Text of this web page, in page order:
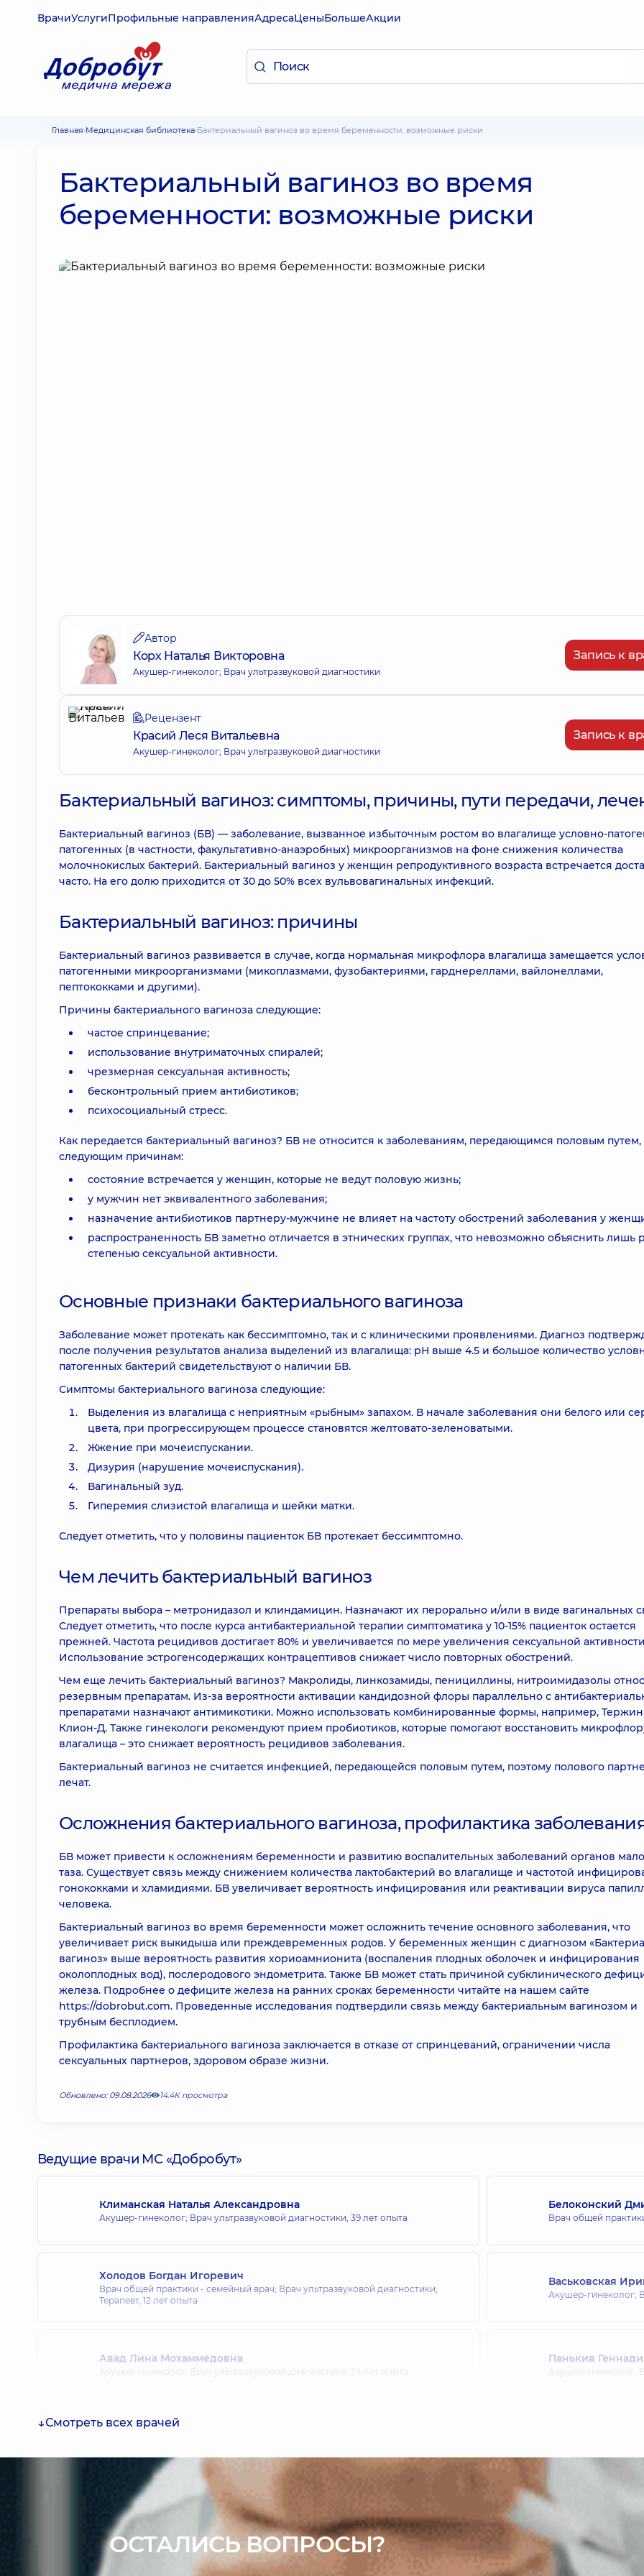
ВрачиУслугиПрофильные направленияАдресаЦеныБольшеАкции
Главная Медицинская библиотека Бактериальный вагиноз во время беременности: возможные риски
Бактериальный вагиноз во время
беременности: возможные риски
Автор
Корх Наталья Викторовна
Акушер-гинеколог; Врач ультразвуковой диагностики
Запись к
Рецензент
Красий Леся Витальевна
Акушер-гинеколог; Врач ультразвуковой диагностики
Запись к
Бактериальный вагиноз: симптомы, причины, пути передачи,
Бактериальный вагиноз (БВ) — заболевание, вызванное избыточным ростом во влагалище условно-
патогенных (в частности, факультативно-анаэробных) микроорганизмов на фоне снижения количества
молочнокислых бактерий. Бактериальный вагиноз у женщин репродуктивного возраста встречается
часто. На его долю приходится от 30 до 50% всех вульвовагинальных инфекций.
Бактериальный вагиноз: причины
Бактериальный вагиноз развивается в случае, когда нормальная микрофлора влагалища замещается
патогенными микроорганизмами (микоплазмами, фузобактериями, гарднереллами, вайлонеллами,
пептококками и другими).
Причины бактериального вагиноза следующие:
частое спринцевание;
использование внутриматочных спиралей;
чрезмерная сексуальная активность;
бесконтрольный прием антибиотиков;
психосоциальный стресс.
Как передается бактериальный вагиноз? БВ не относится к заболеваниям, передающимся половым путем,
следующим причинам:
состояние встречается у женщин, которые не ведут половую жизнь;
у мужчин нет эквивалентного заболевания;
назначение антибиотиков партнеру-мужчине не влияет на частоту обострений заболевания у
распространенность БВ заметно отличается в этнических группах, что невозможно объяснить лишь
степенью сексуальной активности.
Основные признаки бактериального вагиноза
Заболевание может протекать как бессимптомно, так и с клиническими проявлениями. Диагноз
после получения результатов анализа выделений из влагалища: рН выше 4.5 и большое количество
патогенных бактерий свидетельствуют о наличии БВ.
Симптомы бактериального вагиноза следующие:
Выделения из влагалища с неприятным «рыбным» запахом. В начале заболевания они белого или
цвета, при прогрессирующем процессе становятся желтовато-зеленоватыми.
Жжение при мочеиспускании.
Дизурия (нарушение мочеиспускания).
Вагинальный зуд.
Гиперемия слизистой влагалища и шейки матки.
Следует отметить, что у половины пациенток БВ протекает бессимптомно.
Чем лечить бактериальный вагиноз
Препараты выбора – метронидазол и клиндамицин. Назначают их перорально и/или в виде вагинальных
Следует отметить, что после курса антибактериальной терапии симптоматика у 10-15% пациенток остается
прежней. Частота рецидивов достигает 80% и увеличивается по мере увеличения сексуальной
Использование эстрогенсодержащих контрацептивов снижает число повторных обострений.
Чем еще лечить бактериальный вагиноз? Макролиды, линкозамиды, пенициллины, нитроимидазолы
резервным препаратам. Из-за вероятности активации кандидозной флоры параллельно с
препаратами назначают антимикотики. Можно использовать комбинированные формы, например,
Клион-Д. Также гинекологи рекомендуют прием пробиотиков, которые помогают восстановить
влагалища – это снижает вероятность рецидивов заболевания.
Бактериальный вагиноз не считается инфекцией, передающейся половым путем, поэтому полового
лечат.
Осложнения бактериального вагиноза, профилактика
БВ может привести к осложнениям беременности и развитию воспалительных заболеваний органов
таза. Существует связь между снижением количества лактобактерий во влагалище и частотой
гонококками и хламидиями. БВ увеличивает вероятность инфицирования или реактивации вируса
человека.
Бактериальный вагиноз во время беременности может осложнить течение основного заболевания, что
увеличивает риск выкидыша или преждевременных родов. У беременных женщин с диагнозом
вагиноз» выше вероятность развития хориоамнионита (воспаления плодных оболочек и инфицирования
околоплодных вод), послеродового эндометрита. Также БВ может стать причиной субклинического
железа. Подробнее о дефиците железа на ранних сроках беременности читайте на нашем сайте
https://dobrobut.com. Проведенные исследования подтвердили связь между бактериальным вагинозом и
трубным бесплодием.
Профилактика бактериального вагиноза заключается в отказе от спринцеваний, ограничении числа
сексуальных партнеров, здоровом образе жизни.
Обновлено: 09.08.2026 14.4К просмотра
Ведущие врачи МС «Добробут»
Климанская Наталья Александровна
Акушер-гинеколог; Врач ультразвуковой диагностики, 39 лет опыта
Белоконский
Врач общей
Холодов Богдан Игоревич
Врач общей практики - семейный врач; Врач ультразвуковой диагностики;
Терапевт, 12 лет опыта
Васьковская
Акушер-гинеколог;
Авад Лина Мохаммедовна
Акушер-гинеколог; Врач ультразвуковой диагностики, 24 лет опыта
Панькив
Акушер-гинеколог;
Троц Людмила Павловна
Акушер-гинеколог; Врач ультразвуковой диагностики,39 лет опыта Акушер-гинеколог;
Смотреть всех врачей
ОСТАЛИСЬ ВОПРОСЫ?